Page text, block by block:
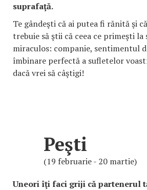
suprafaţă.
Te gândeşti că ai putea fi rănită şi
trebuie să ştii că ceea ce primeşti la
miraculos: companie, sentimentul
îmbinare perfectă a sufletelor
dacă vrei să câştigi!
Peşti
(19 februarie - 20 martie)
Uneori îţi faci griji că partenerul